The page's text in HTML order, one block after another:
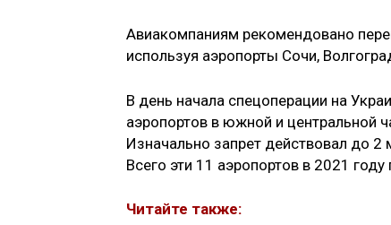
Авиакомпаниям рекомендовано
используя аэропорты Сочи,
В день начала спецоперации на
аэропортов в южной и центральной
Изначально запрет действовал до 2
Всего эти 11 аэропортов в 2021
Читайте также: